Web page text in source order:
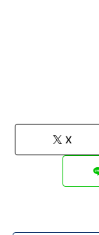
X